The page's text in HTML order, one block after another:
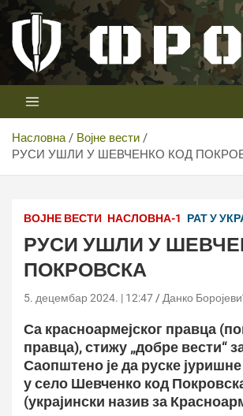
Скип
цонтент
Телевизија ФРОНТ
Први војни канал у Србији
Насловна
Војне вести
РУСИ УШЛИ У ШЕВЧЕНКО КОД
ВОЈНЕ ВЕСТИ НАСЛОВНА-1 РАТ У
РУСИ УШЛИ У
ПОКРОВСКА
5. децембар 2024. | 12:47 Данко
Са красноармејског правца
правца), стижу „добре вести“
Саопштено је да руске
у село Шевченко код
(украјински назив за